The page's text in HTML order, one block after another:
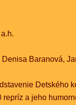
Baranová,
Detského
repríz a jeho